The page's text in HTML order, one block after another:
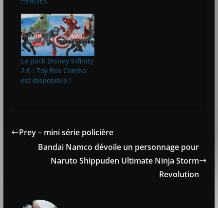
Le pack Disney Infinity
2.0 : Toy Box Combo
est disponible !
Prey – mini série policière
Bandai Namco dévoile un personnage pour
Naruto Shippuden Ultimate Ninja Storm
Revolution